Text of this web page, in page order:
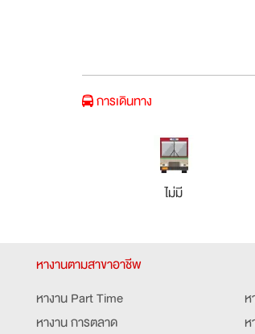
การเดินทาง
ไม่มี
หางานตามสาขาอาชีพ
หางาน Part Time
หางาน การตลาด